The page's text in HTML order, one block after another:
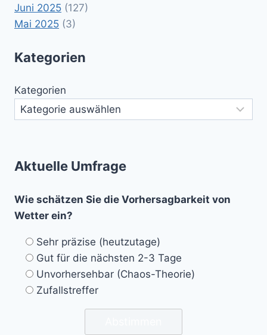
Juni 2025 (127)
Mai 2025 (3)
Kategorien
Kategorien
Aktuelle Umfrage
Wie schätzen Sie die Vorhersagbarkeit von
Wetter ein?
Sehr präzise (heutzutage)
Gut für die nächsten 2-3 Tage
Unvorhersehbar (Chaos-Theorie)
Zufallstreffer